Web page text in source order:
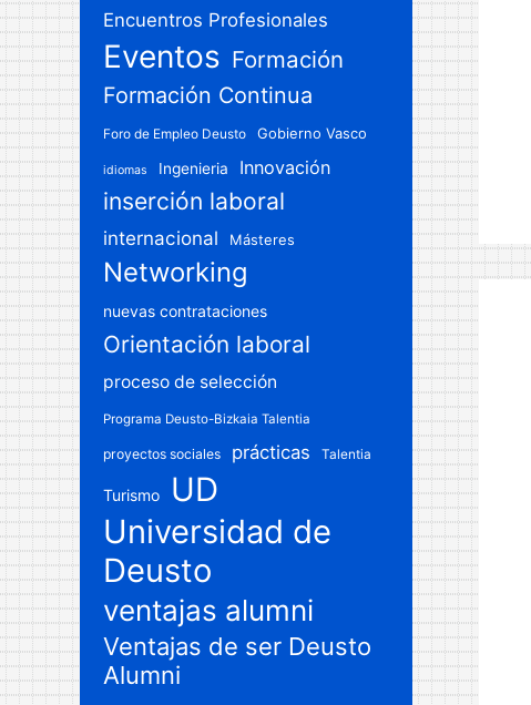
Encuentros Profesionales
Eventos Formación
Formación Continua
Foro de Empleo Deusto Gobierno Vasco
idiomas Ingenieria Innovación
inserción laboral
internacional Másteres
Networking
nuevas contrataciones
Orientación laboral
proceso de selección
Programa Deusto-Bizkaia Talentia
proyectos sociales prácticas Talentia
Turismo
UD
Universidad de
Deusto
ventajas alumni
Ventajas de ser Deusto
Alumni